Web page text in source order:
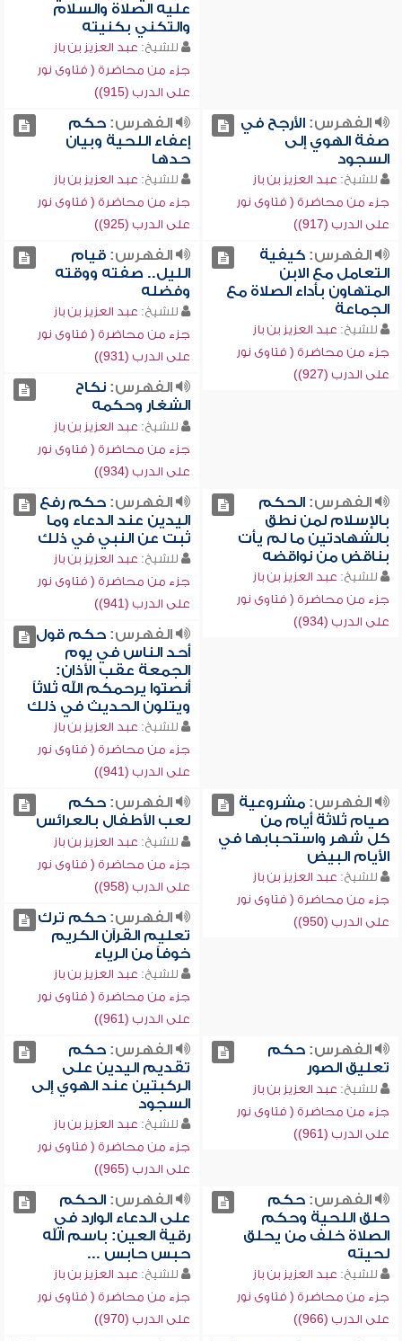
عليه الصلاة والسلام
والتكني بكنيته
للشيخ: عبد العزيز بن باز
جزء من محاضرة ( فتاوى نور
على الدرب (915))
الفهرس:الأرجح في
صفة الهوي إلى
السجود
للشيخ: عبد العزيز بن باز
جزء من محاضرة ( فتاوى نور
على الدرب (917))
الفهرس:حكم
إعفاء اللحية وبيان
حدها
للشيخ: عبد العزيز بن باز
جزء من محاضرة ( فتاوى نور
على الدرب (925))
الفهرس:كيفية
التعامل مع الابن
المتهاون بأداء الصلاة مع
الجماعة
للشيخ: عبد العزيز بن باز
جزء من محاضرة ( فتاوى نور
على الدرب (927))
الفهرس:قيام
الليل.. صفته ووقته
وفضله
للشيخ: عبد العزيز بن باز
جزء من محاضرة ( فتاوى نور
على الدرب (931))
الفهرس:نكاح
الشغار وحكمه
للشيخ: عبد العزيز بن باز
جزء من محاضرة ( فتاوى نور
على الدرب (934))
الفهرس:الحكم
بالإسلام لمن نطق
بالشهادتين ما لم يأت
بناقض من نواقضه
للشيخ: عبد العزيز بن باز
جزء من محاضرة ( فتاوى نور
على الدرب (934))
الفهرس:حكم رفع
اليدين عند الدعاء وما
ثبت عن النبي في ذلك
للشيخ: عبد العزيز بن باز
جزء من محاضرة ( فتاوى نور
على الدرب (941))
الفهرس:حكم قول
أحد الناس في يوم
الجمعة عقب الأذان:
أنصتوا يرحمكم الله ثلاثاً
ويتلون الحديث في ذلك
للشيخ: عبد العزيز بن باز
جزء من محاضرة ( فتاوى نور
على الدرب (941))
الفهرس:مشروعية
صيام ثلاثة أيام من
كل شهر واستحبابها في
الأيام البيض
للشيخ: عبد العزيز بن باز
جزء من محاضرة ( فتاوى نور
على الدرب (950))
الفهرس:حكم
لعب الأطفال بالعرائس
للشيخ: عبد العزيز بن باز
جزء من محاضرة ( فتاوى نور
على الدرب (958))
الفهرس:حكم ترك
تعليم القرآن الكريم
خوفاً من الرياء
للشيخ: عبد العزيز بن باز
جزء من محاضرة ( فتاوى نور
على الدرب (961))
الفهرس:حكم
تعليق الصور
للشيخ: عبد العزيز بن باز
جزء من محاضرة ( فتاوى نور
على الدرب (961))
الفهرس:حكم
تقديم اليدين على
الركبتين عند الهوي إلى
السجود
للشيخ: عبد العزيز بن باز
جزء من محاضرة ( فتاوى نور
على الدرب (965))
الفهرس:حكم
حلق اللحية وحكم
الصلاة خلف من يحلق
لحيته
للشيخ: عبد العزيز بن باز
جزء من محاضرة ( فتاوى نور
على الدرب (966))
الفهرس:الحكم
على الدعاء الوارد في
رقية العين: باسم الله
حبس حابس ...
للشيخ: عبد العزيز بن باز
جزء من محاضرة ( فتاوى نور
على الدرب (970))